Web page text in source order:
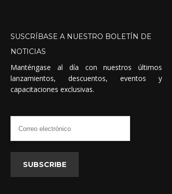
SUSCRÍBASE A NUESTRO BOLETÍN DE
NOTICIAS
Manténgase al día con nuestros últimos
lanzamientos, descuentos, eventos y
capacitaciones exclusivas.
SUBSCRIBE